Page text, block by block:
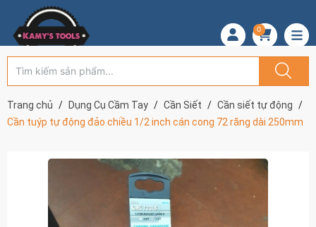
0
Trang chủ Dụng Cụ Cầm Tay Cần Siết
Cần siết tự động
Cần tuýp tự động đảo chiều 1/2 inch cán cong 72 răng dài 250mm